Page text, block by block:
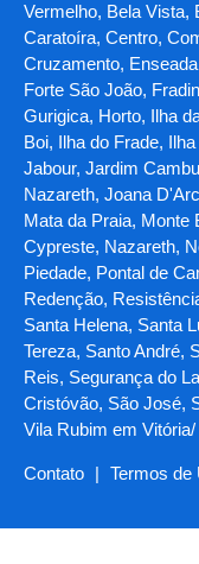
Vermelho, Bela Vista,
Caratoíra, Centro,
Cruzamento,
Forte São João,
Gurigica, Horto, Ilha
Boi, Ilha do Frade,
Jabour, Jardim
Nazareth, Joana
Mata da Praia, Monte
Cypreste, Nazareth,
Piedade, Pontal de
Redenção,
Santa Helena, Santa
Tereza, Santo André,
Reis, Segurança do
Cristóvão, São José,
Vila Rubim em
Contato | Termos de